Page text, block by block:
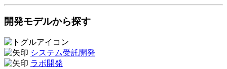
開発モデルから探す
システム受託開発
ラボ開発